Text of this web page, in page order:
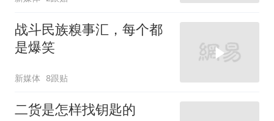
战斗民族糗事汇，每个都
是爆笑
新媒体 8跟贴
二货是怎样找钥匙的